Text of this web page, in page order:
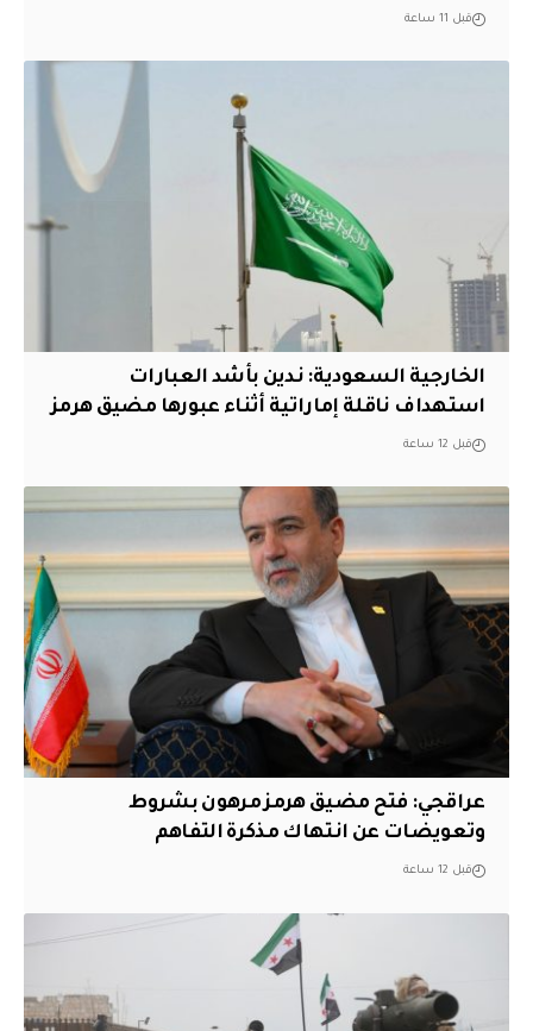
قبل 11 ساعة
‏الخارجية السعودية: ندين بأشد العبارات
استهداف ناقلة إماراتية أثناء عبورها مضيق هرمز
قبل 12 ساعة
عراقجي: فتح مضيق هرمز مرهون بشروط
وتعويضات عن انتهاك مذكرة التفاهم
قبل 12 ساعة